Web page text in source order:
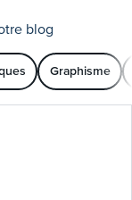
blog
Graphisme